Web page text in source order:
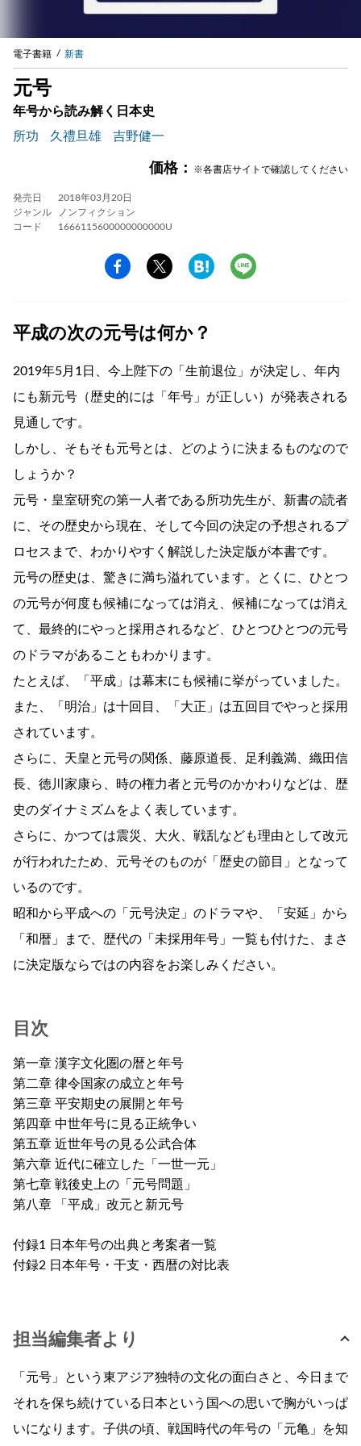
電子書籍 新書
元号
年号から読み解く日本史
所功
久禮旦雄 吉野健一
価格： ※各書店サイトで確認してください
発売日
2018年03月20日
ジャンル
ノンフィクション
コード
1666115600000000000U
平成の次の元号は何か？
2019年5月1日、今上陛下の「生前退位」が決定し、年内
にも新元号（歴史的には「年号」が正しい）が発表される
見通しです。
しかし、そもそも元号とは、どのように決まるものなので
しょうか？
元号・皇室研究の第一人者である所功先生が、新書の読者
に、その歴史から現在、そして今回の決定の予想されるプ
ロセスまで、わかりやすく解説した決定版が本書です。
元号の歴史は、驚きに満ち溢れています。とくに、ひとつ
の元号が何度も候補になっては消え、候補になっては消え
て、最終的にやっと採用されるなど、ひとつひとつの元号
のドラマがあることもわかります。
たとえば、「平成」は幕末にも候補に挙がっていました。
また、「明治」は十回目、「大正」は五回目でやっと採用
されています。
さらに、天皇と元号の関係、藤原道長、足利義満、織田信
長、徳川家康ら、時の権力者と元号のかかわりなどは、歴
史のダイナミズムをよく表しています。
さらに、かつては震災、大火、戦乱なども理由として改元
が行われたため、元号そのものが「歴史の節目」となって
いるのです。
昭和から平成への「元号決定」のドラマや、「安延」から
「和暦」まで、歴代の「未採用年号」一覧も付けた、まさ
に決定版ならではの内容をお楽しみください。
目次
第一章 漢字文化圏の暦と年号
第二章 律令国家の成立と年号
第三章 平安期史の展開と年号
第四章 中世年号に見る正統争い
第五章 近世年号の見る公武合体
第六章 近代に確立した「一世一元」
第七章 戦後史上の「元号問題」
第八章 「平成」改元と新元号
付録1 日本年号の出典と考案者一覧
付録2 日本年号・干支・西暦の対比表
担当編集者より
「元号」という東アジア独特の文化の面白さと、今日まで
それを保ち続けている日本という国への思いで胸がいっぱ
いになります。子供の頃、戦国時代の年号の「元亀」を知